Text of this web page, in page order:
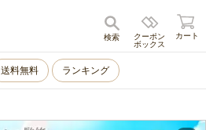
キャンセル
クーポン
ボックス
検索 カート
送料無料 ランキング